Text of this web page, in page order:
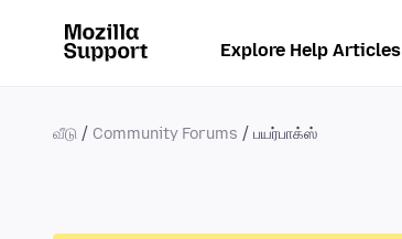
Explore Help Articles
வீடு Community Forums பயர்பாக்ஸ்